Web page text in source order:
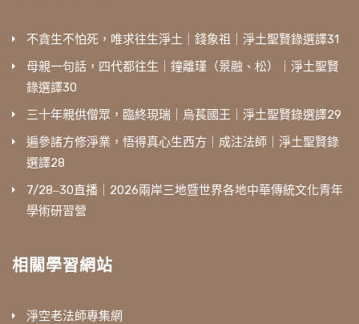
不貪生不怕死，唯求往生淨土｜錢象祖｜淨土聖賢錄選譯31
母親一句話，四代都往生｜鐘離瑾（景融、松）｜淨土聖賢
錄選譯30
三十年親供僧眾，臨終現瑞｜烏萇國王｜淨土聖賢錄選譯29
遍參諸方修淨業，悟得真心生西方｜成注法師｜淨土聖賢錄
選譯28
7/28‒30直播｜2026兩岸三地暨世界各地中華傳統文化青年
學術研習營
相關學習網站
淨空老法師專集網